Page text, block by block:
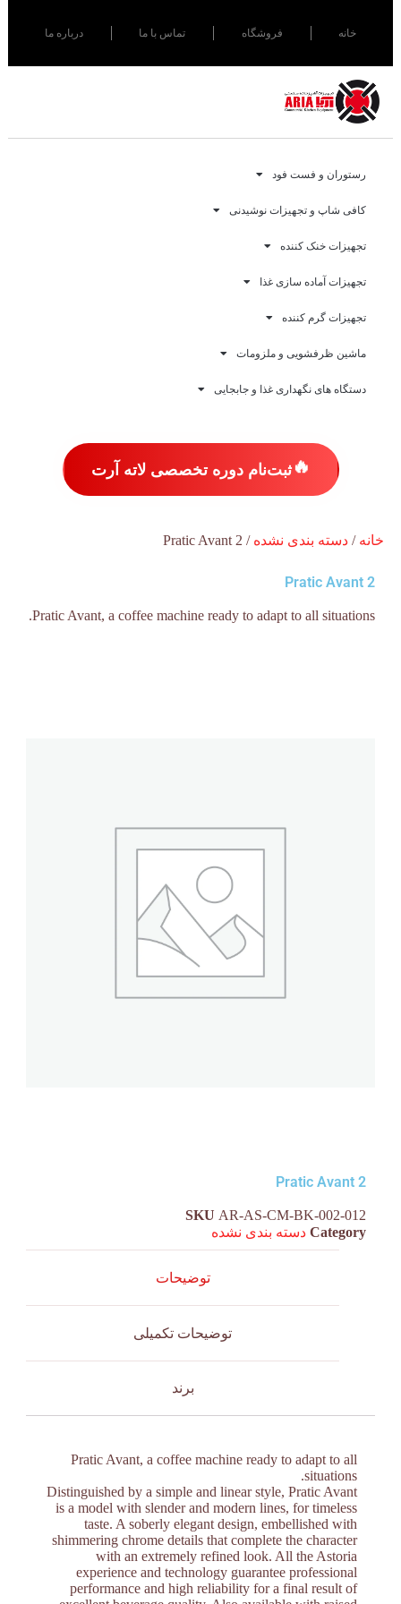
خانه فروشگاه تماس با ما درباره ما
رستوران و فست فود
کافی شاپ و تجهیزات نوشیدنی
تجهیزات خنک کننده
تجهیزات آماده سازی غذا
تجهیزات گرم کننده
ماشین ظرفشویی و ملزومات
دستگاه های نگهداری غذا و جابجایی
🔥ثبت‌نام دوره تخصصی لاته آرت
خانه / دسته بندی نشده / Pratic Avant 2
Pratic Avant 2
Pratic Avant, a coffee machine ready to adapt to all situations.
Pratic Avant 2
SKU AR-AS-CM-BK-002-012
Category دسته بندی نشده
توضیحات
توضیحات تکمیلی
برند
Pratic Avant, a coffee machine ready to adapt to all
situations.
Distinguished by a simple and linear style, Pratic Avant
is a model with slender and modern lines, for timeless
taste. A soberly elegant design, embellished with
shimmering chrome details that complete the character
with an extremely refined look. All the Astoria
experience and technology guarantee professional
performance and high reliability for a final result of